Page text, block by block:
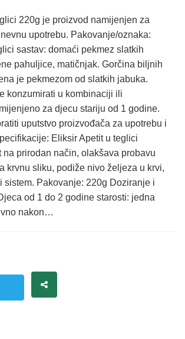
220g je proizvod namijenjen za
upotrebu. Pakovanje/oznaka:
sastav: domaći pekmez slatkih
pahuljice, matičnjak. Gorčina biljnih
je pekmezom od slatkih jabuka.
konzumirati u kombinaciji ili
za djecu stariju od 1 godine.
uputstvo proizvođača za upotrebu i
Eliksir Apetit u teglici
na prirodan način, olakšava probavu
krvnu sliku, podiže nivo željeza u krvi,
sistem. Pakovanje: 220g Doziranje i
od 1 do 2 godine starosti: jedna
nakon…